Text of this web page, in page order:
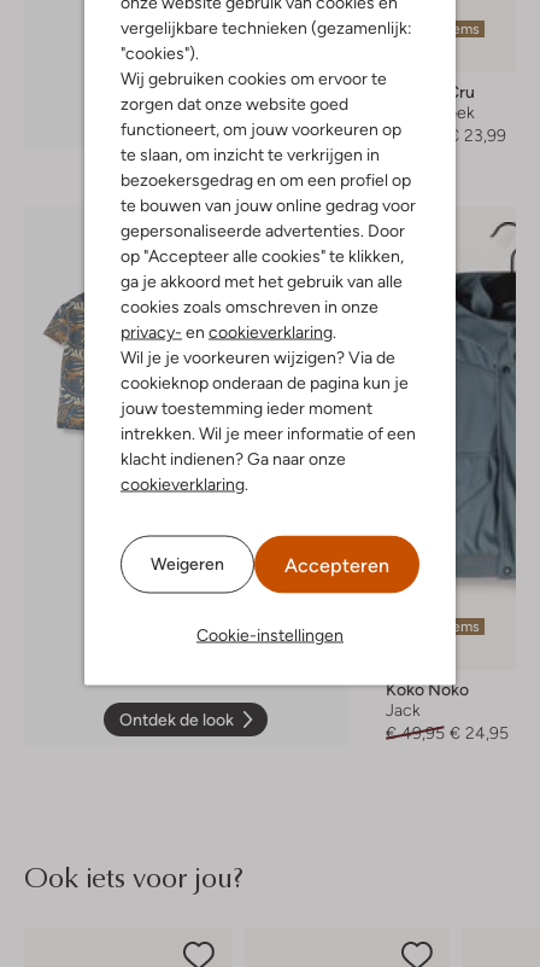
vergelijkbare technieken (gezamenlijk:
"cookies").
Wij gebruiken cookies om ervoor te
zorgen dat onze website goed
functioneert, om jouw voorkeuren op
te slaan, om inzicht te verkrijgen in
bezoekersgedrag en om een profiel op
te bouwen van jouw online gedrag voor
gepersonaliseerde advertenties. Door
op "Accepteer alle cookies" te klikken,
ga je akkoord met het gebruik van alle
cookies zoals omschreven in onze
privacy- en cookieverklaring
Wil je je voorkeuren wijzigen? Via de
cookieknop onderaan de pagina kun je
jouw toestemming ieder moment
intrekken. Wil je meer informatie of een
klacht indienen? Ga naar onze
cookieverklaring
Weigeren Accepteren
Cookie-instellingen
Ontdek de look
Laatste items
Rylee + Cru
Korte broek
€ 59,95
€ 23,99
Ontdek de look
Laatste items
Koko Noko
Jack
€ 49,95 € 24,95
Ook iets voor jou?